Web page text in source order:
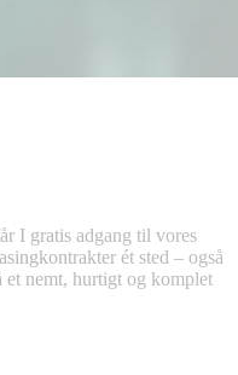
I gratis adgang til vores
ét sted – også
et nemt, hurtigt og komplet